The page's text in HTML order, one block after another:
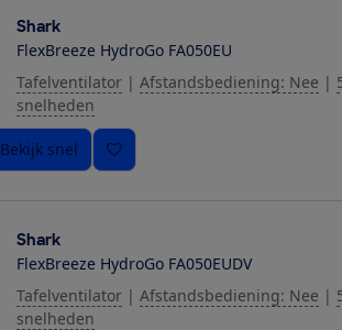
Shark
FlexBreeze HydroGo FA050EU
Tafelventilator | Afstandsbediening: Nee |
snelheden
Bekijk snel
Shark
FlexBreeze HydroGo FA050EUDV
Tafelventilator | Afstandsbediening: Nee |
snelheden